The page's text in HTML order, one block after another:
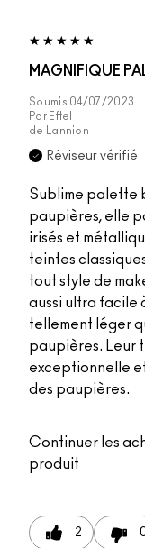
MAGNIFIQUE
Soumis 04/07/2023
Par Eftel
de
Lannion
Réviseur vérifié
Sublime palette
paupières, elle
irisés et
teintes
tout style de
aussi ultra facile
tellement léger
paupières. Leur
exceptionnelle
des paupières.
Continuer les
produit
2